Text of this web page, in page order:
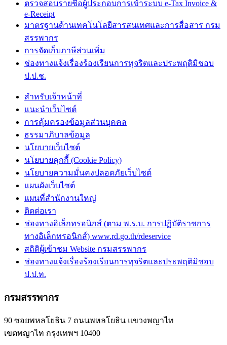
ตรวจสอบรายชื่อผู้ประกอบการเข้าระบบ e-Tax Invoice &
e-Receipt
มาตรฐานด้านเทคโนโลยีสารสนเทศและการสื่อสาร กรม
สรรพากร
การจัดเก็บภาษีส่วนเพิ่ม
ช่องทางแจ้งเรื่องร้องเรียนการทุจริตและประพฤติมิชอบ
ป.ป.ช.
สำหรับเจ้าหน้าที่
แนะนำเว็บไซต์
การคุ้มครองข้อมูลส่วนบุคคล
ธรรมาภิบาลข้อมูล
นโยบายเว็บไซต์
นโยบายคุกกี้ (Cookie Policy)
นโยบายความมั่นคงปลอดภัยเว็บไซต์
แผนผังเว็บไซต์
แผนที่สำนักงานใหญ่
ติดต่อเรา
ช่องทางอิเล็กทรอนิกส์ (ตาม พ.ร.บ. การปฏิบัติราชการ
ทางอิเล็กทรอนิกส์) www.rd.go.th/rdeservice
สถิติผู้เข้าชม Website กรมสรรพากร
ช่องทางแจ้งเรื่องร้องเรียนการทุจริตและประพฤติมิชอบ
ป.ป.ท.
กรมสรรพากร
90 ซอยพหลโยธิน 7 ถนนพหลโยธิน แขวงพญาไท
เขตพญาไท กรุงเทพฯ 10400